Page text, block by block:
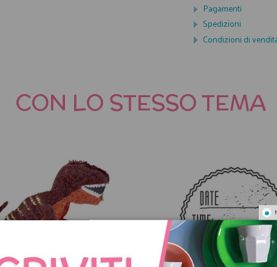
Pagamenti
Spedizioni
Condizioni di
CON LO STESSO TEMA